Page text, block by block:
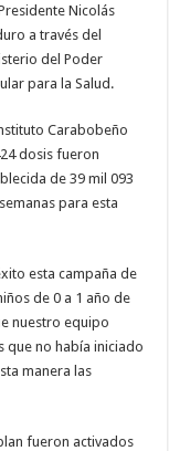
Nicolás
a través del
del Poder
para la Salud.
Carabobeño
dosis fueron
de 39 mil 093
para esta
esta campaña de
de 0 a 1 año de
nuestro equipo
que no había iniciado
manera las
fueron activados